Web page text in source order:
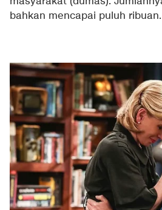
bahkan mencapai puluh ribuan.